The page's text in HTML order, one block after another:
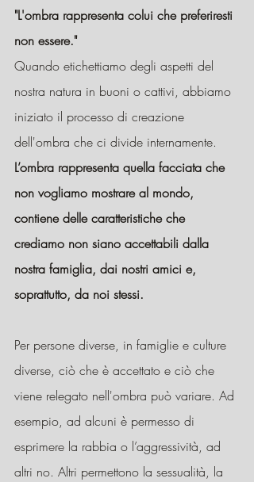
"L'ombra rappresenta colui che preferiresti
non essere."
Quando etichettiamo degli aspetti del
nostra natura in buoni o cattivi, abbiamo
iniziato il processo di creazione
dell'ombra che ci divide internamente.
L’ombra rappresenta quella facciata che
non vogliamo mostrare al mondo,
contiene delle caratteristiche che
crediamo non siano accettabili dalla
nostra famiglia, dai nostri amici e,
soprattutto, da noi stessi.
Per persone diverse, in famiglie e culture
diverse, ciò che è accettato e ciò che
viene relegato nell'ombra può variare. Ad
esempio, ad alcuni è permesso di
esprimere la rabbia o l’aggressività, ad
altri no. Altri permettono la sessualità, la